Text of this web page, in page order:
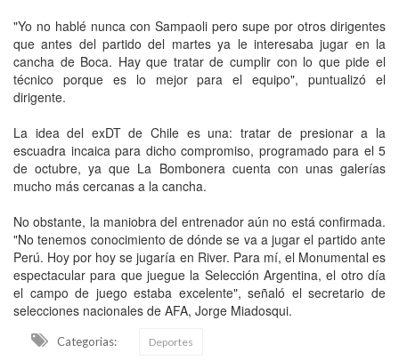
"Yo no hablé nunca con Sampaoli pero supe por otros dirigentes
que antes del partido del martes ya le interesaba jugar en la
cancha de Boca. Hay que tratar de cumplir con lo que pide el
técnico porque es lo mejor para el equipo", puntualizó el
dirigente.
La idea del exDT de Chile es una: tratar de presionar a la
escuadra incaica para dicho compromiso, programado para el 5
de octubre, ya que La Bombonera cuenta con unas galerías
mucho más cercanas a la cancha.
No obstante, la maniobra del entrenador aún no está confirmada.
"No tenemos conocimiento de dónde se va a jugar el partido ante
Perú. Hoy por hoy se jugaría en River. Para mí, el Monumental es
espectacular para que juegue la Selección Argentina, el otro día
el campo de juego estaba excelente", señaló el secretario de
selecciones nacionales de AFA, Jorge Miadosqui.
Categorias: Deportes